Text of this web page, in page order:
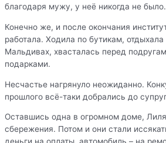
благодаря мужу, у неё никогда не было.
Конечно же, и после окончания
работала. Ходила по бутикам,
Мальдивах, хвасталась перед
подарками.
Несчастье нагрянуло неожиданно.
прошлого всё-таки добрались до
Оставшись одна в огромном доме,
сбережения. Потом и они стали